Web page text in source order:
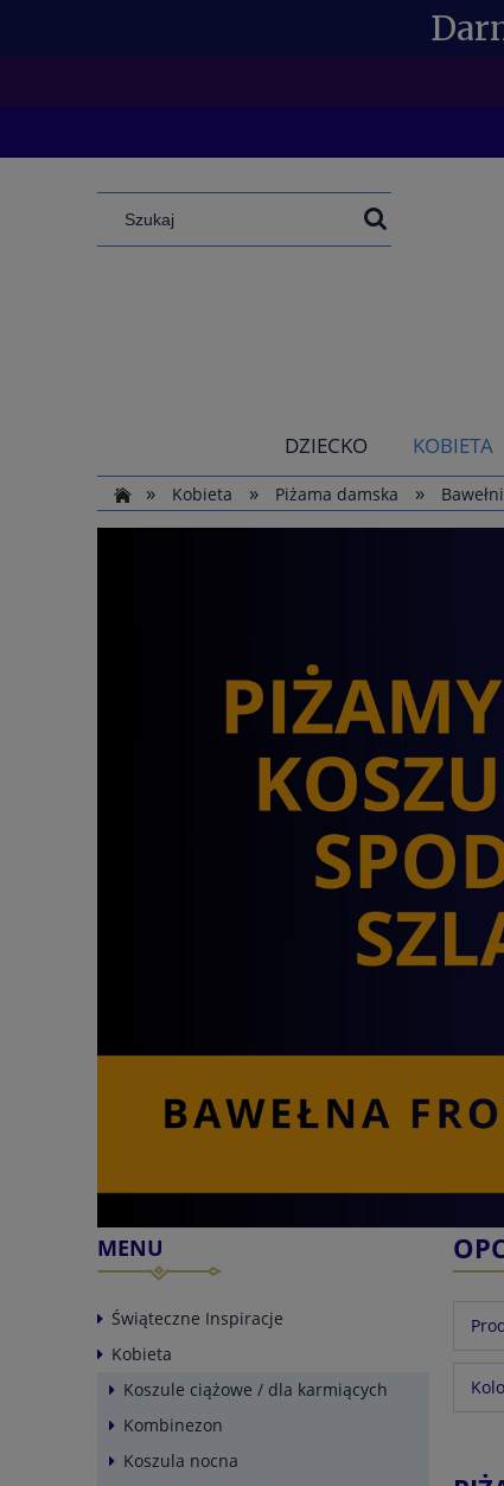
DZIECKO KOBIETA
»
Kobieta » Piżama damska »
MENU
Świąteczne Inspiracje
Kobieta
Koszule ciążowe / dla karmiących
Kombinezon
Koszula nocna